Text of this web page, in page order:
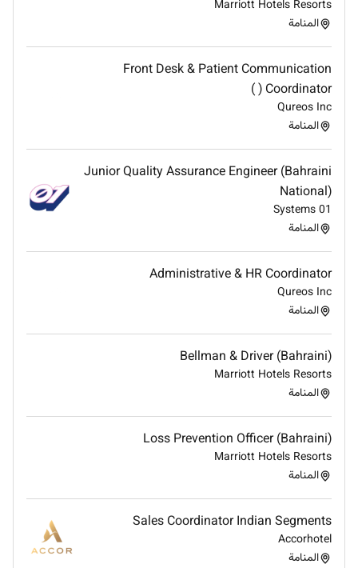
Marriott Hotels Resorts
المنامة
Front Desk & Patient Communication
Coordinator ( )
Qureos Inc
المنامة
Junior Quality Assurance Engineer (Bahraini
National)
01 Systems
المنامة
Administrative & HR Coordinator
Qureos Inc
المنامة
Bellman & Driver (Bahraini)
Marriott Hotels Resorts
المنامة
Loss Prevention Officer (Bahraini)
Marriott Hotels Resorts
المنامة
Sales Coordinator Indian Segments
Accorhotel
المنامة